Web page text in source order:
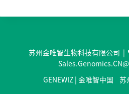
苏州金唯智生物科技有限公司 |
GENEWIZ | 金唯智中国